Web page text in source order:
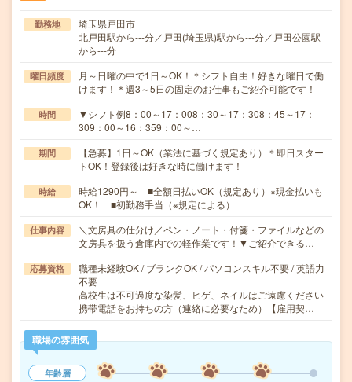
勤務地
埼玉県戸田市
北戸田駅から---分／戸田(埼玉県)駅から---分／戸田公園駅
から---分
曜日頻度
月～日曜の中で1日～OK！＊シフト自由！好きな曜日で働
けます！＊週3～5日の固定のお仕事もご紹介可能です！
時間
▼シフト例8：00～17：008：30～17：308：45～17：
309：00～16：359：00～…
期間
【急募】1日～OK（業法に基づく規定あり）＊即日スター
トOK！登録後は好きな時に働けます！
時給
時給1290円～ ■全額日払いOK（規定あり）※現金払いも
OK！ ■初勤務手当（※規定による）
仕事内容
＼文房具の仕分け／ペン・ノート・付箋・ファイルなどの
文房具を扱う倉庫内での軽作業です！▼ご紹介できる…
応募資格
職種未経験OK / ブランクOK / パソコンスキル不要 / 英語力
不要
高校生は不可過度な染髪、ヒゲ、ネイルはご遠慮ください
携帯電話をお持ちの方（連絡に必要なため）【雇用契…
職場の雰囲気
年齢層